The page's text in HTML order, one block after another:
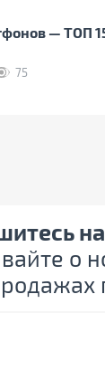
— ТОП
75
о